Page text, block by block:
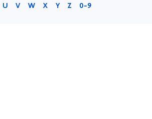
U V W X Y Z 0-9